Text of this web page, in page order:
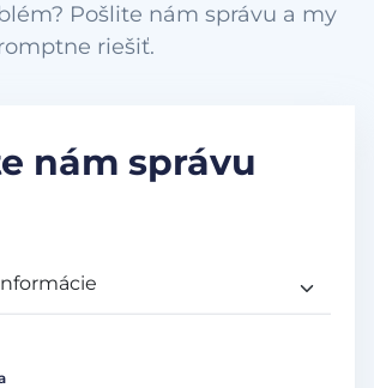
Pošlite nám správu a my
riešiť.
nám správu